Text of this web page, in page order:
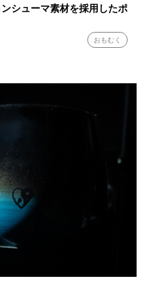
シューマ素材を採用したポ
おもむく